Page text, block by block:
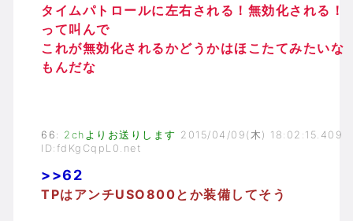
タイムパトロールに左右される！無効化される！
って叫んで
これが無効化されるかどうかはほこたてみたいな
もんだな
66 : 2chよりお送りします 2015/04/09(木) 18:02:15.409
ID:fdKgCqpL0.net
>>62
TPはアンチUSO800とか装備してそう